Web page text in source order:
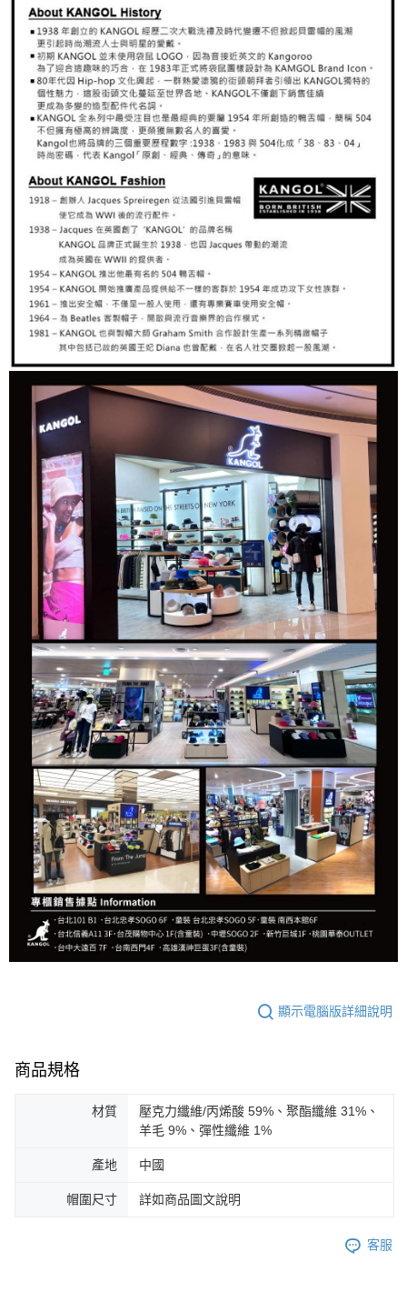
顯示電腦版詳細說明
商品規格
材質
壓克力纖維/丙烯酸 59%、聚酯纖維 31%、
羊毛 9%、彈性纖維 1%
產地 中國
帽圍尺寸 詳如商品圖文說明
客服